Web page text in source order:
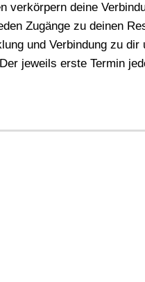
verkörpern deine
Zugänge zu deinen
und Verbindung zu
jeweils erste Termin